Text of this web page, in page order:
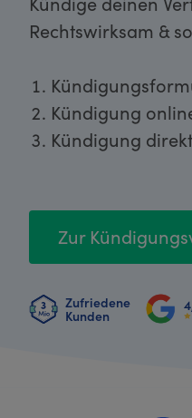
Rechtswirksam &
Kündigung
Kündigung
Zur
Zufriedene
Kunden